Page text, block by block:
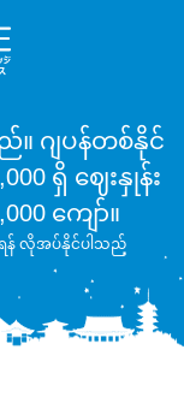
။ ဂျပန်တစ်နိုင်
ရှိ ဈေးနှုန်း
ကျော်။
ရန် လိုအပ်နိုင်ပါသည်